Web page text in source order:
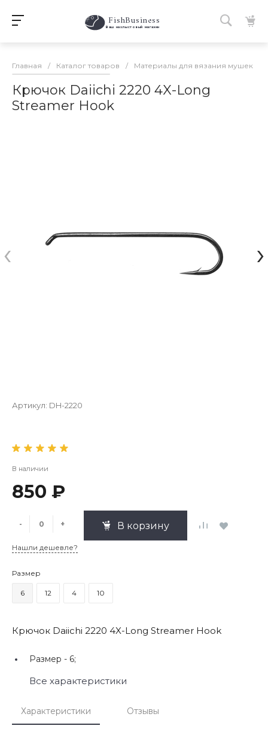
FishBusiness
Ваш нахлыстовый магазин
Главная / Каталог товаров / Материалы для вязания мушек
Крючок Daiichi 2220 4X-Long
Streamer Hook
‹ ›
Артикул: DH-2220
В наличии
850 ₽
- + В корзину
Нашли дешевле?
Размер
6 12 4 10
Крючок Daiichi 2220 4X-Long Streamer Hook
Размер - 6;
Все характеристики
Характеристики Отзывы